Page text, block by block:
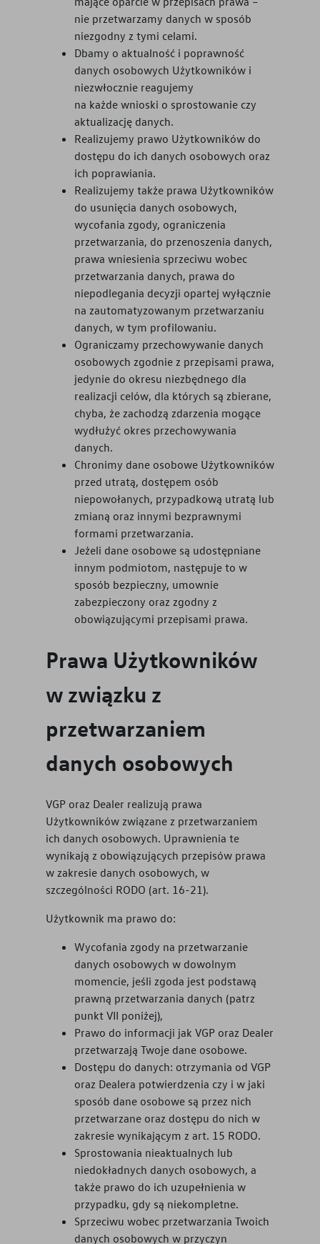
nie przetwarzamy danych w sposób
niezgodny z tymi celami.
Dbamy o aktualność i poprawność
danych osobowych Użytkowników i
niezwłocznie reagujemy
na każde wnioski o sprostowanie czy
aktualizację danych.
Realizujemy prawo Użytkowników do
dostępu do ich danych osobowych oraz
ich poprawiania.
Realizujemy także prawa Użytkowników
do usunięcia danych osobowych,
wycofania zgody, ograniczenia
przetwarzania, do przenoszenia danych,
prawa wniesienia sprzeciwu wobec
przetwarzania danych, prawa do
niepodlegania decyzji opartej wyłącznie
na zautomatyzowanym przetwarzaniu
danych, w tym profilowaniu.
Ograniczamy przechowywanie danych
osobowych zgodnie z przepisami prawa,
jedynie do okresu niezbędnego dla
realizacji celów, dla których są zbierane,
chyba, że zachodzą zdarzenia mogące
wydłużyć okres przechowywania
danych.
Chronimy dane osobowe Użytkowników
przed utratą, dostępem osób
niepowołanych, przypadkową utratą lub
zmianą oraz innymi bezprawnymi
formami przetwarzania.
Jeżeli dane osobowe są udostępniane
innym podmiotom, następuje to w
sposób bezpieczny, umownie
zabezpieczony oraz zgodny z
obowiązującymi przepisami prawa.
Prawa Użytkowników
w związku z
przetwarzaniem
danych osobowych
VGP oraz Dealer realizują prawa
Użytkowników związane z przetwarzaniem
ich danych osobowych. Uprawnienia te
wynikają z obowiązujących przepisów prawa
w zakresie danych osobowych, w
szczególności RODO (art. 16-21).
Użytkownik ma prawo do:
Wycofania zgody na przetwarzanie
danych osobowych w dowolnym
momencie, jeśli zgoda jest podstawą
prawną przetwarzania danych (patrz
punkt VII poniżej),
Prawo do informacji jak VGP oraz Dealer
przetwarzają Twoje dane osobowe.
Dostępu do danych: otrzymania od VGP
oraz Dealera potwierdzenia czy i w jaki
sposób dane osobowe są przez nich
przetwarzane oraz dostępu do nich w
zakresie wynikającym z art. 15 RODO.
Sprostowania nieaktualnych lub
niedokładnych danych osobowych, a
także prawo do ich uzupełnienia w
przypadku, gdy są niekompletne.
Sprzeciwu wobec przetwarzania Twoich
danych osobowych w przyczyn